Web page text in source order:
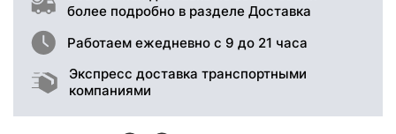
более подробно в разделе Доставка
Работаем ежедневно с 9 до 21 часа
Экспресс доставка транспортными
компаниями